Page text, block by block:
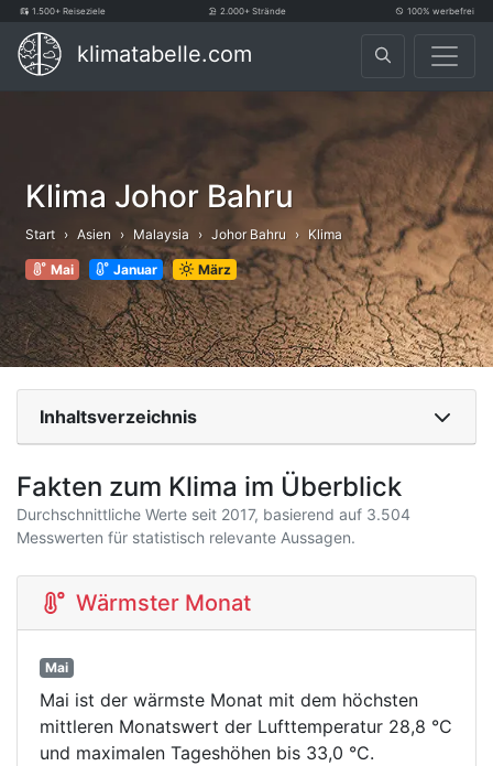
1.500+ Reiseziele 2.000+ Strände 100% werbefrei
klimatabelle.com
Klima Johor Bahru
Start Asien Malaysia Johor Bahru Klima
Mai Januar März
Inhaltsverzeichnis
Fakten zum Klima im Überblick
Durchschnittliche Werte seit 2017, basierend auf 3.504
Messwerten für statistisch relevante Aussagen.
Wärmster Monat
Mai
Mai ist der wärmste Monat mit dem höchsten
mittleren Monatswert der Lufttemperatur 28,8 °C
und maximalen Tageshöhen bis 33,0 °C.